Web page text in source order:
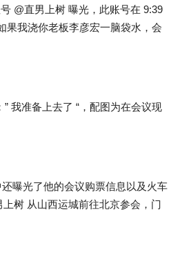
@直男上树 曝光，此账号在 9:39
果我浇你老板李彦宏一脑袋水，会
我准备上去了 “，配图为在会议现
曝光了他的会议购票信息以及火车
树 从山西运城前往北京参会，门